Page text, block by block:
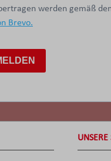
werden gemäß
Brevo.
UNSERE